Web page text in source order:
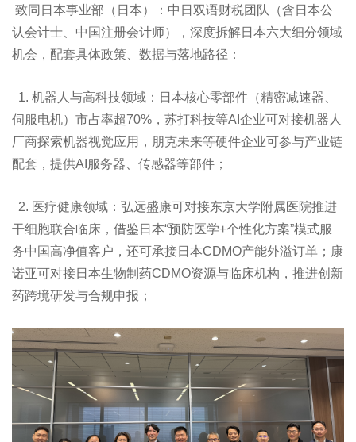
致同日本事业部（日本）：中日双语财税团队（含日本公
认会计士、中国注册会计师），深度拆解日本六大细分领域
机会，配套具体政策、数据与落地路径：
1. 机器人与高科技领域：日本核心零部件（精密减速器、
伺服电机）市占率超70%，苏打科技等AI企业可对接机器人
厂商探索机器视觉应用，朋克未来等硬件企业可参与产业链
配套，提供AI服务器、传感器等部件；
2. 医疗健康领域：弘远盛康可对接东京大学附属医院推进
干细胞联合临床，借鉴日本“预防医学+个性化方案”模式服
务中国高净值客户，还可承接日本CDMO产能外溢订单；康
诺亚可对接日本生物制药CDMO资源与临床机构，推进创新
药跨境研发与合规申报；